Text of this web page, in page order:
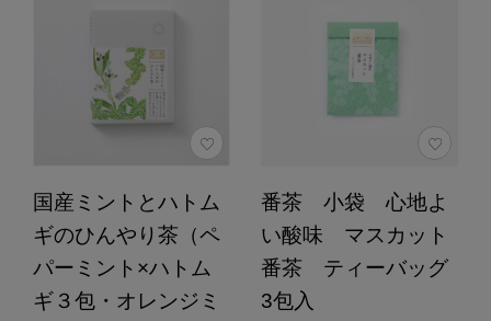
国産ミントとハトム
ギのひんやり茶（ペ
パーミント×ハトム
ギ３包・オレンジミ
番茶 小袋 心地よ
い酸味 マスカット
番茶 ティーバッグ
3包入